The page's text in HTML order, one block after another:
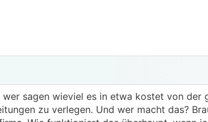
wer sagen wieviel es in etwa kostet von der
zu verlegen. Und wer macht das?